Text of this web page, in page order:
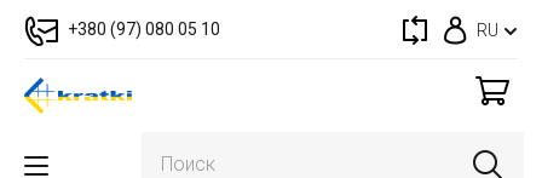
+380 (97) 080 05 10 RU